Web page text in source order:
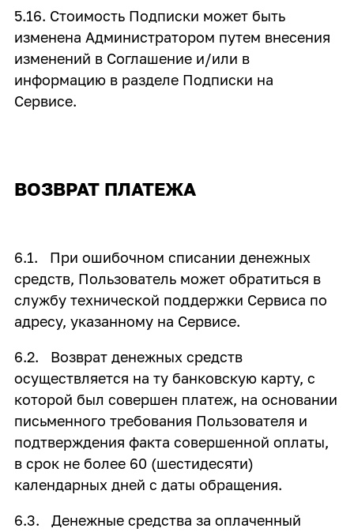
5.16. Стоимость Подписки может быть
изменена Администратором путем внесения
изменений в Соглашение и/или в
информацию в разделе Подписки на
Сервисе.
ВОЗВРАТ ПЛАТЕЖА
6.1. При ошибочном списании денежных
средств, Пользователь может обратиться в
службу технической поддержки Сервиса по
адресу, указанному на Сервисе.
6.2. Возврат денежных средств
осуществляется на ту банковскую карту, с
которой был совершен платеж, на основании
письменного требования Пользователя и
подтверждения факта совершенной оплаты,
в срок не более 60 (шестидесяти)
календарных дней с даты обращения.
6.3. Денежные средства за оплаченный